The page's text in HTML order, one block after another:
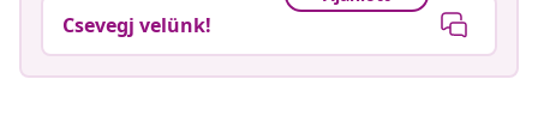
Csevegj velünk!